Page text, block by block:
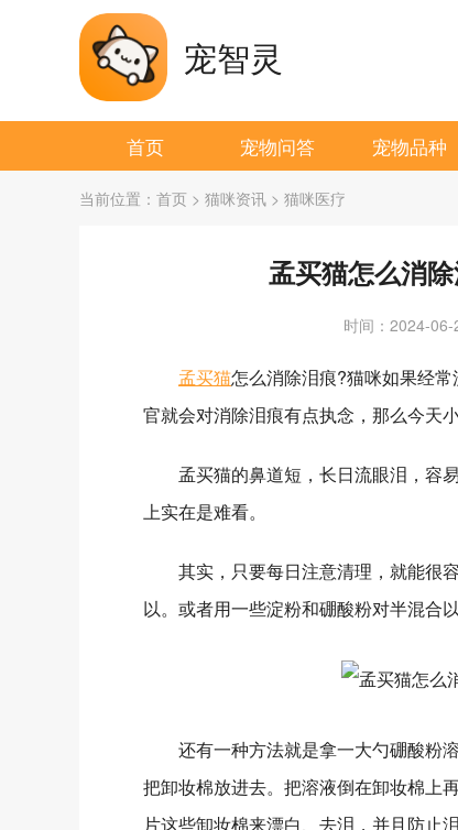
宠智灵
首页 宠物问答 宠物品种
当前位置： 首页 > 猫咪资讯 > 猫咪医疗
孟买猫怎么消
时间：2024-
孟买猫怎么消除泪痕?猫咪如果经
官就会对消除泪痕有点执念，那么今天
孟买猫的鼻道短，长日流眼泪，容
上实在是难看。
其实，只要每日注意清理，就能很
以。或者用一些淀粉和硼酸粉对半混合
还有一种方法就是拿一大勺硼酸粉溶
把卸妆棉放进去。把溶液倒在卸妆棉上
片这些卸妆棉来漂白、去泪，并且防止